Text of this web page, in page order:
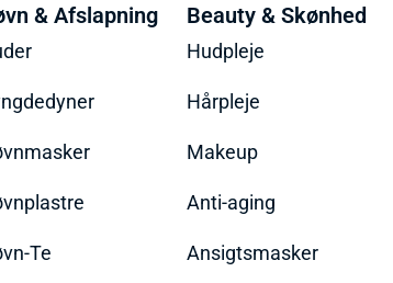
& Afslapning
Te
Beauty & Skønhed
Hudpleje
Hårpleje
Makeup
Anti-aging
Ansigtsmasker